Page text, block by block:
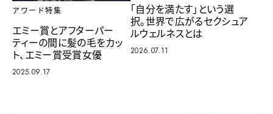
アワード特集
エミー賞とアフターパー
ティーの間に髪の毛をカッ
ト、エミー賞受賞女優
2025.09.17
「自分を満たす」という選
択。世界で広がるセクシュア
ルウェルネスとは
2026.07.11